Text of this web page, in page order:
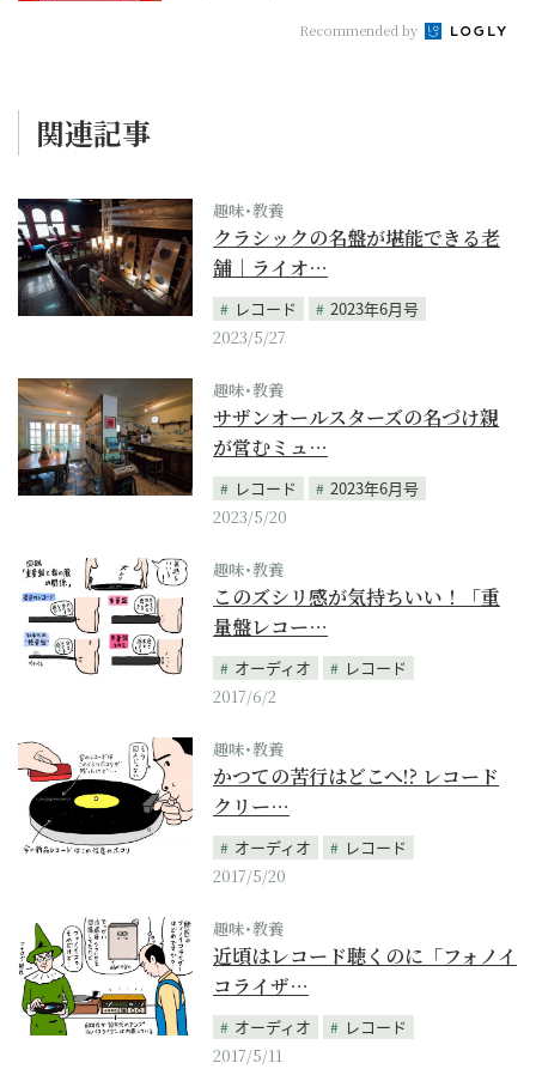
Recommended by
関連記事
趣味･教養
クラシックの名盤が堪能できる老
舗｜ライオ…
レコード
2023年6月号
2023/5/27
趣味･教養
サザンオールスターズの名づけ親
が営むミュ…
レコード
2023年6月号
2023/5/20
趣味･教養
このズシリ感が気持ちいい！「重
量盤レコー…
オーディオ
レコード
2017/6/2
趣味･教養
かつての苦行はどこへ!? レコード
クリー…
オーディオ
レコード
2017/5/20
趣味･教養
近頃はレコード聴くのに「フォノイ
コライザ…
オーディオ
レコード
2017/5/11